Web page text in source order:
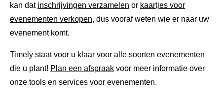
kan dat inschrijvingen verzamelen or kaartjes voor
evenementen verkopen, dus vooraf weten wie er naar uw
evenement komt.
Timely staat voor u klaar voor alle soorten evenementen
die u plant! Plan een afspraak voor meer informatie over
onze tools en services voor evenementen.